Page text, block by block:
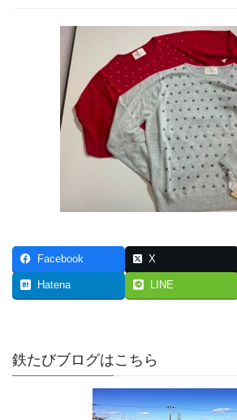
Facebook X
Hatena LINE
鉄たびブログはこちら